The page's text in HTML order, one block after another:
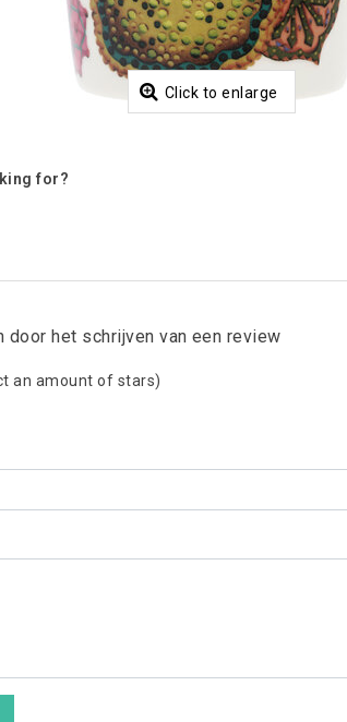
Click to enlarge
for?
door het schrijven van een review
an amount of stars)